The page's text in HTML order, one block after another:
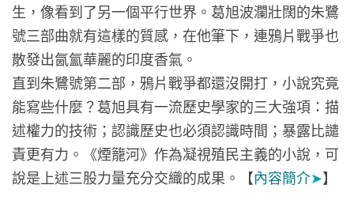
生，像看到了另一個平行世界。葛旭波瀾壯闊的朱鷺
號三部曲就有這樣的質感，在他筆下，連鴉片戰爭也
散發出氤氳華麗的印度香氣。
直到朱鷺號第二部，鴉片戰爭都還沒開打，小說究竟
能寫些什麼？葛旭具有一流歷史學家的三大強項：描
述權力的技術；認識歷史也必須認識時間；暴露比譴
責更有力。《煙籠河》作為凝視殖民主義的小說，可
說是上述三股力量充分交織的成果。【內容簡介➤】